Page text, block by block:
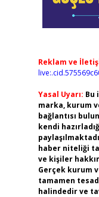
Reklam ve
Yasal Uyarı: Bu
marka, kurum
bağlantısı
kendi
haber niteliği
ve kişiler
Gerçek kurum
tamamen
halindedir ve